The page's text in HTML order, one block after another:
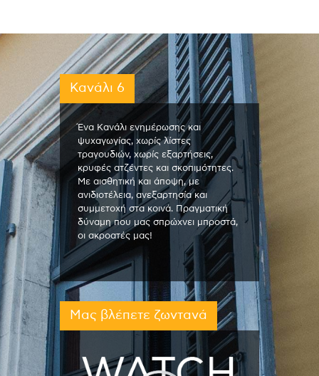
Κανάλι 6
Ένα Κανάλι ενημέρωσης και
ψυχαγωγίας, χωρίς λίστες
τραγουδιών, χωρίς εξαρτήσεις,
κρυφές ατζέντες και σκοπιμότητες.
Με αισθητική και άποψη, με
ανιδιοτέλεια, ανεξαρτησία και
συμμετοχή στα κοινά. Πραγματική
δύναμη που μας σπρώχνει μπροστά,
οι ακροατές μας!
Μας βλέπετε ζωντανά